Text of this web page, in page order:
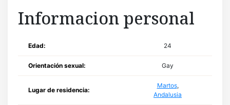
Informacion personal
Edad: 24
Orientación sexual: Gay
Lugar de residencia:
Martos,
Andalusia